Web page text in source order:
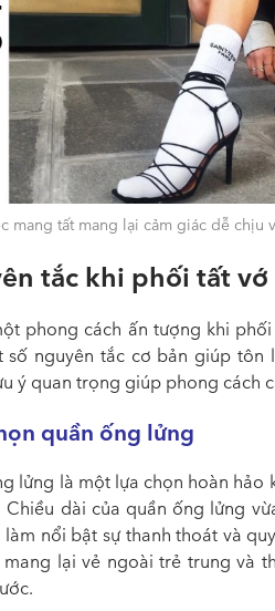
mang tất mang lại cảm giác dễ chịu
tắc khi phối tất
phong cách ấn tượng khi
số nguyên tắc cơ bản giúp tôn
ý quan trọng giúp phong cách
quần ống lửng
lửng là một lựa chọn hoàn
dài của quần ống lửng
làm nổi bật sự thanh thoát và
mang lại vẻ ngoài trẻ trung và